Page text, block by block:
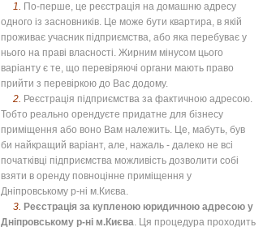
1. По-перше, це реєстрація на домашню адресу
одного із засновників. Це може бути квартира, в якій
проживає учасник підприємства, або яка перебуває у
нього на праві власності. Жирним мінусом цього
варіанту є те, що перевіряючі органи мають право
прийти з перевіркою до Вас додому.
2. Реєстрація підприємства за фактичною адресою.
Тобто реально орендуєте придатне для бізнесу
приміщення або воно Вам належить. Це, мабуть, був
би найкращий варіант, але, нажаль - далеко не всі
початківці підприємства можливість дозволити собі
взяти в оренду повноцінне приміщення у
Дніпровському р-ні м.Києва.
3. Реєстрація за купленою юридичною адресою у
Дніпровському р-ні м.Києва. Ця процедура проходить